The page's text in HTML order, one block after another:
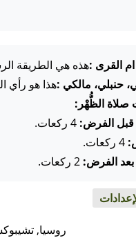
القرى :هذه هي الطريقة
حنبلي، مالكي :هذا هو رأي
صلاة الظُّهْر:
قبل الفرض:
بعد الفرض:
روسيا,